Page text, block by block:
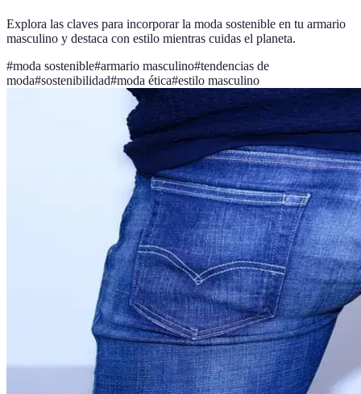
Explora las claves para incorporar la moda sostenible en tu armario
masculino y destaca con estilo mientras cuidas el planeta.
#moda sostenible#armario masculino#tendencias de
moda#sostenibilidad#moda ética#estilo masculino